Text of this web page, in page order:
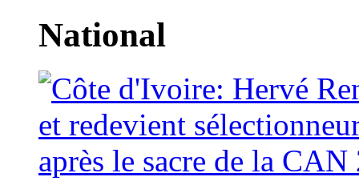
National